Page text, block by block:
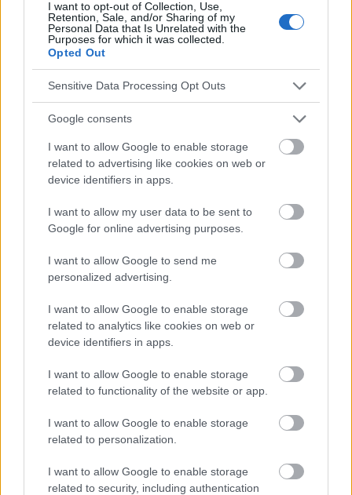
I want to opt-out of Collection, Use,
Retention, Sale, and/or Sharing of my
Personal Data that Is Unrelated with the
Purposes for which it was collected.
Opted Out
Sensitive Data Processing Opt Outs
Google consents
I want to allow Google to enable storage
related to advertising like cookies on web or
device identifiers in apps.
I want to allow my user data to be sent to
Google for online advertising purposes.
I want to allow Google to send me
personalized advertising.
I want to allow Google to enable storage
related to analytics like cookies on web or
device identifiers in apps.
I want to allow Google to enable storage
related to functionality of the website or app.
I want to allow Google to enable storage
related to personalization.
I want to allow Google to enable storage
related to security, including authentication
Le contenu et les documents de ce site Web sont éducatifs et
informatifs. L'éditeur et les éditeurs du site ne sont pas
responsables des effets de leur utilisation. Avant d'utiliser les
absolument consulter votre médecin.